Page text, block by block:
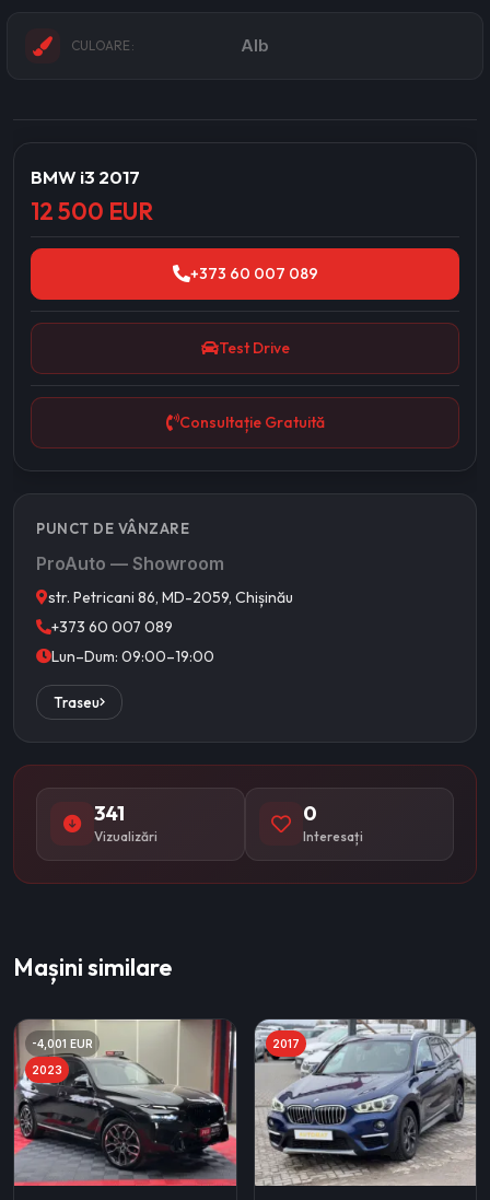
CULOARE: Alb
BMW i3 2017
12 500 EUR
+373 60 007 089
Test Drive
Consultație Gratuită
PUNCT DE VÂNZARE
ProAuto — Showroom
str. Petricani 86, MD-2059, Chișinău
+373 60 007 089
Lun–Dum: 09:00–19:00
Traseu
341
Vizualizări
0
Interesați
Mașini similare
-4,001 EUR
2023
2017